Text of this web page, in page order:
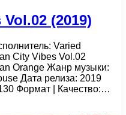
(2019)
Varied
City Vibes Vol.02
Orange Жанр музыки:
Дата релиза: 2019
Формат | Качество:…